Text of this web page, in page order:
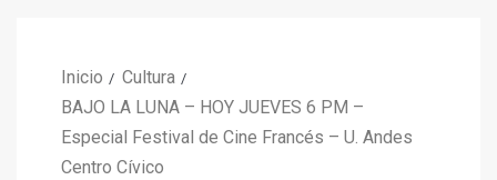
Inicio
Cultura
BAJO LA LUNA – HOY JUEVES 6 PM –
Especial Festival de Cine Francés – U. Andes
Centro Cívico